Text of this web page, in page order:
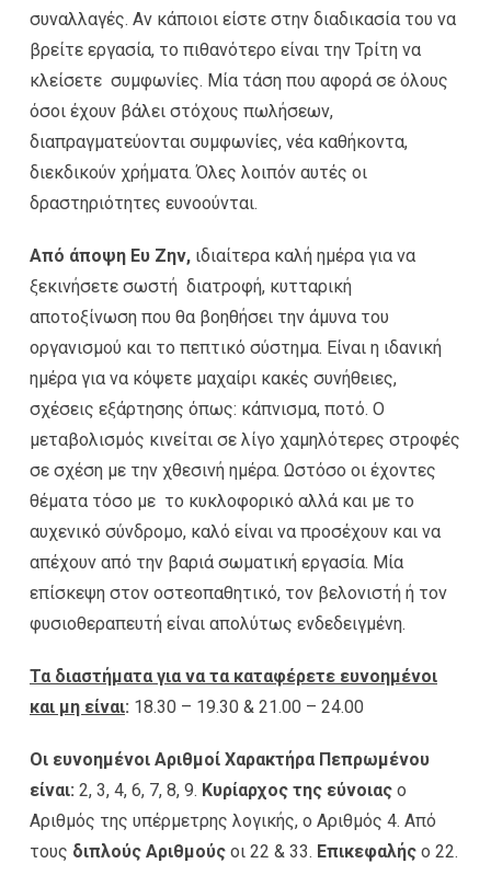
συναλλαγές. Αν κάποιοι είστε στην διαδικασία του να
βρείτε εργασία, το πιθανότερο είναι την Τρίτη να
κλείσετε συμφωνίες. Μία τάση που αφορά σε όλους
όσοι έχουν βάλει στόχους πωλήσεων,
διαπραγματεύονται συμφωνίες, νέα καθήκοντα,
διεκδικούν χρήματα. Όλες λοιπόν αυτές οι
δραστηριότητες ευνοούνται.
Από άποψη Ευ Ζην, ιδιαίτερα καλή ημέρα για να
ξεκινήσετε σωστή διατροφή, κυτταρική
αποτοξίνωση που θα βοηθήσει την άμυνα του
οργανισμού και το πεπτικό σύστημα. Είναι η ιδανική
ημέρα για να κόψετε μαχαίρι κακές συνήθειες,
σχέσεις εξάρτησης όπως: κάπνισμα, ποτό. Ο
μεταβολισμός κινείται σε λίγο χαμηλότερες στροφές
σε σχέση με την χθεσινή ημέρα. Ωστόσο οι έχοντες
θέματα τόσο με το κυκλοφορικό αλλά και με το
αυχενικό σύνδρομο, καλό είναι να προσέχουν και να
απέχουν από την βαριά σωματική εργασία. Μία
επίσκεψη στον οστεοπαθητικό, τον βελονιστή ή τον
φυσιοθεραπευτή είναι απολύτως ενδεδειγμένη.
Τα διαστήματα για να τα καταφέρετε ευνοημένοι
και μη είναι: 18.30 – 19.30 & 21.00 – 24.00
Οι ευνοημένοι Αριθμοί Χαρακτήρα Πεπρωμένου
είναι: 2, 3, 4, 6, 7, 8, 9. Κυρίαρχος της εύνοιας ο
Αριθμός της υπέρμετρης λογικής, ο Αριθμός 4. Από
τους διπλούς Αριθμούς οι 22 & 33. Επικεφαλής ο 22.